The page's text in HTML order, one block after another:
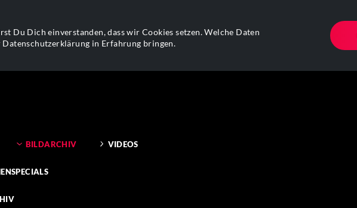
Du Dich einverstanden, dass wir Cookies setzen. Welche Daten
in Erfahrung bringen.
BILDARCHIV VIDEOS